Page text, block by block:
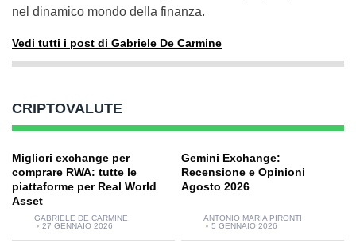
nel dinamico mondo della finanza.
Vedi tutti i post di Gabriele De Carmine
CRIPTOVALUTE
Migliori exchange per
comprare RWA: tutte le
piattaforme per Real World
Asset
GABRIELE DE CARMINE
27 GENNAIO 2026
Gemini Exchange:
Recensione e Opinioni
Agosto 2026
ANTONIO MARIA PIRONTI
5 GENNAIO 2026